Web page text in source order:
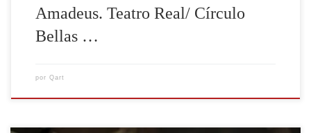
Amadeus. Teatro Real/ Círculo
Bellas …
por Qart